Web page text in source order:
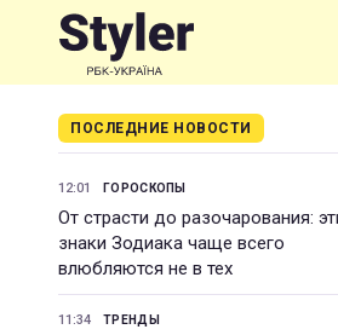
ПОСЛЕДНИЕ НОВОСТИ
12:01 ГОРОСКОПЫ
От страсти до разочарования:
знаки Зодиака чаще всего
влюбляются не в тех
11:34 ТРЕНДЫ